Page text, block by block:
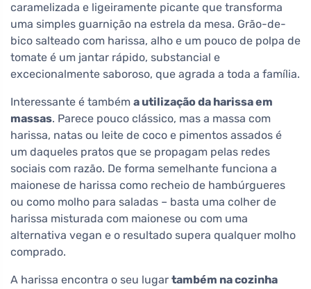
caramelizada e ligeiramente picante que transforma
uma simples guarnição na estrela da mesa. Grão-de-
bico salteado com harissa, alho e um pouco de polpa de
tomate é um jantar rápido, substancial e
excecionalmente saboroso, que agrada a toda a família.
Interessante é também a utilização da harissa em
massas. Parece pouco clássico, mas a massa com
harissa, natas ou leite de coco e pimentos assados é
um daqueles pratos que se propagam pelas redes
sociais com razão. De forma semelhante funciona a
maionese de harissa como recheio de hambúrgueres
ou como molho para saladas – basta uma colher de
harissa misturada com maionese ou com uma
alternativa vegan e o resultado supera qualquer molho
comprado.
A harissa encontra o seu lugar também na cozinha